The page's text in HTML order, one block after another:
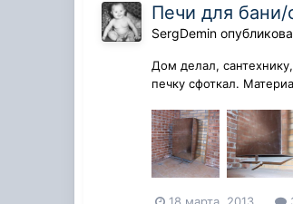
Печи для бани/
SergDemin
Дом делал,
печку сфоткал.